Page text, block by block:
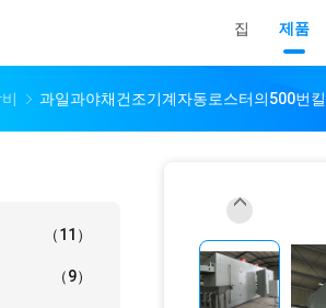
집 제품
과일과야채건조기계자동로스터의500번
（11）
（9）